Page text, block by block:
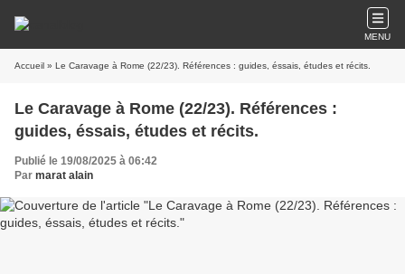
MENU
Accueil » Le Caravage à Rome (22/23). Références : guides, éssais, études et récits.
Le Caravage à Rome (22/23). Références :
guides, éssais, études et récits.
Publié le 19/08/2025 à 06:42
Par marat alain